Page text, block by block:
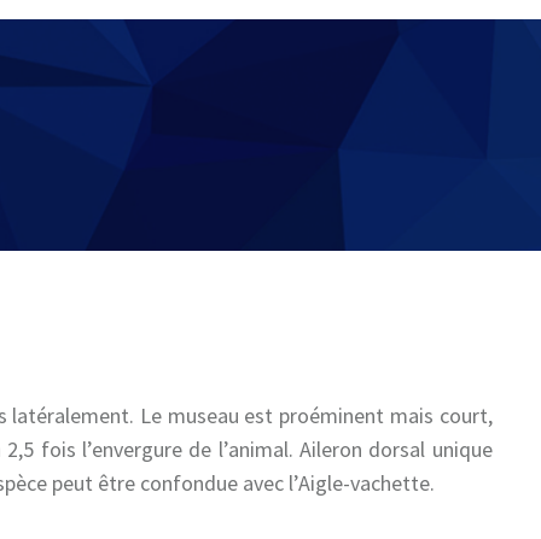
latéralement. Le museau est proéminent mais court,
fois l’envergure de l’animal. Aileron dorsal unique
peut être confondue avec l’Aigle-vachette.